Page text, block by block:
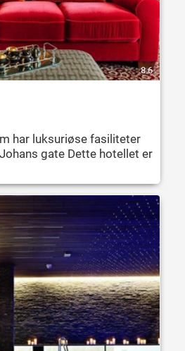
8.6
har luksuriøse fasiliteter
gate Dette hotellet er